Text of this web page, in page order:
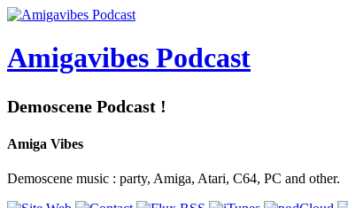
Amigavibes Podcast
Demoscene Podcast !
Amiga Vibes
Demoscene music : party, Amiga, Atari, C64, PC and other.